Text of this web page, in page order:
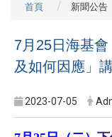
首頁 新聞公告
7月25日海基
及如何因應」
2023-07-05